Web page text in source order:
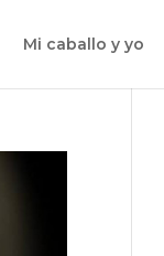
Mi caballo y yo